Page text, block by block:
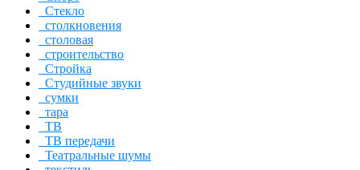
Стекло
столкновения
столовая
строительство
Стройка
Студийные звуки
сумки
тара
ТВ
ТВ передачи
Театральные шумы